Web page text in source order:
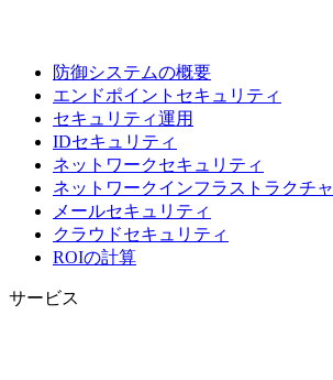
防御システムの概要
エンドポイントセキュリティ
セキュリティ運用
IDセキュリティ
ネットワークセキュリティ
ネットワークインフラストラクチャ
メールセキュリティ
クラウドセキュリティ
ROIの計算
サービス